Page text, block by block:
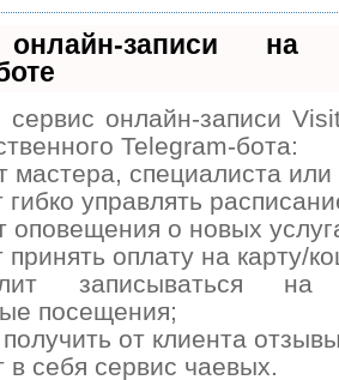
записи на
сервис онлайн-записи
Telegram-бота:
мастера, специалиста
управлять
о новых
оплату на карту/
записываться на
посещения;
от клиента
себя сервис чаевых.